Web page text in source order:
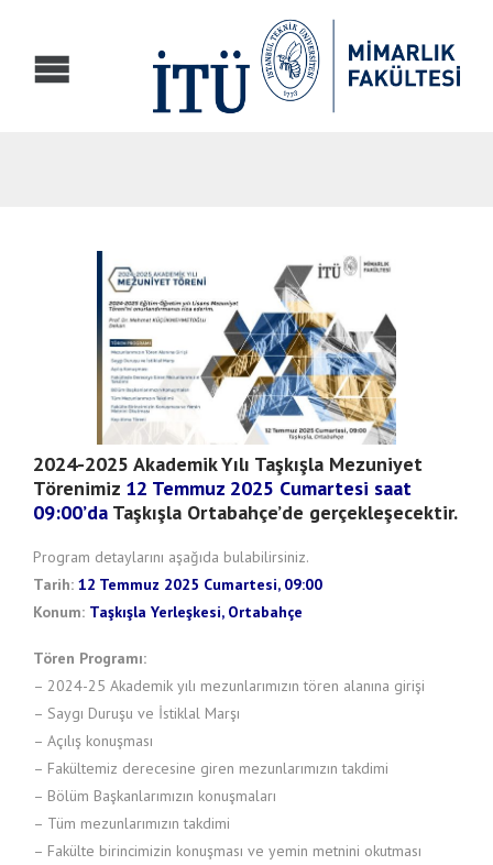
2024-2025 Akademik Yılı Taşkışla Mezuniyet
Törenimiz 12 Temmuz 2025 Cumartesi saat
09:00’da Taşkışla Ortabahçe’de gerçekleşecektir.
Program detaylarını aşağıda bulabilirsiniz.
Tarih: 12 Temmuz 2025 Cumartesi, 09:00
Konum: Taşkışla Yerleşkesi, Ortabahçe
Tören Programı:
– 2024-25 Akademik yılı mezunlarımızın tören alanına girişi
– Saygı Duruşu ve İstiklal Marşı
– Açılış konuşması
– Fakültemiz derecesine giren mezunlarımızın takdimi
– Bölüm Başkanlarımızın konuşmaları
– Tüm mezunlarımızın takdimi
– Fakülte birincimizin konuşması ve yemin metnini okutması